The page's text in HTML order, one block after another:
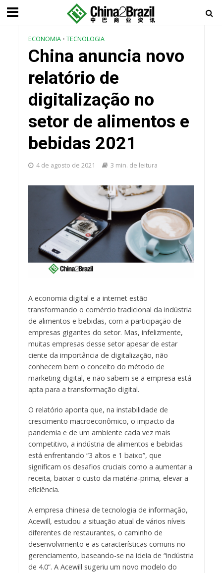
ECONOMIA • TECNOLOGIA
China anuncia novo
relatório de
digitalização no
setor de alimentos e
bebidas 2021
4 de agosto de 2021 3 min. de leitura
A economia digital e a internet estão
transformando o comércio tradicional da indústria
de alimentos e bebidas, com a participação de
empresas gigantes do setor. Mas, infelizmente,
muitas empresas desse setor apesar de estar
ciente da importância de digitalização, não
conhecem bem o conceito do método de
marketing digital, e não sabem se a empresa está
apta para a transformação digital.
O relatório aponta que, na instabilidade de
crescimento macroeconômico, o impacto da
pandemia e de um ambiente cada vez mais
competitivo, a indústria de alimentos e bebidas
está enfrentando “3 altos e 1 baixo”, que
significam os desafios cruciais como a aumentar a
receita, baixar o custo da matéria-prima, elevar a
eficiência.
A empresa chinesa de tecnologia de informação,
Acewill, estudou a situação atual de vários níveis
diferentes de restaurantes, o caminho de
desenvolvimento e as características comuns no
gerenciamento, baseando-se na ideia de “indústria
de 4.0”. A Acewill sugeriu um novo modelo do